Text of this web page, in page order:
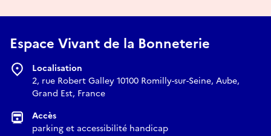
Espace Vivant de la Bonneterie
Localisation
2, rue Robert Galley 10100 Romilly-sur-Seine, Aube,
Grand Est, France
Accès
parking et accessibilité handicap